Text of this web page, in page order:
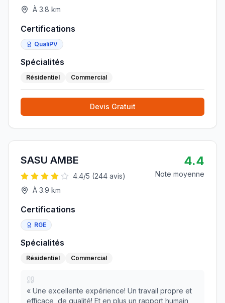
À 3.8 km
Certifications
QualiPV
Spécialités
Résidentiel Commercial
Devis Gratuit
SASU AMBE
4.4/5 (244 avis)
À 3.9 km
4.4
Note moyenne
Certifications
RGE
Spécialités
Résidentiel Commercial
« Une excellente expérience! Un travail propre et
efficace, de qualité! Et en plus un rapport humain